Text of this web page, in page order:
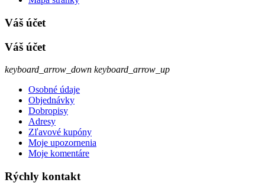
Váš účet
Váš účet
keyboard_arrow_down keyboard_arrow_up
Osobné údaje
Objednávky
Dobropisy
Adresy
Zľavové kupóny
Moje upozornenia
Moje komentáre
Rýchly kontakt